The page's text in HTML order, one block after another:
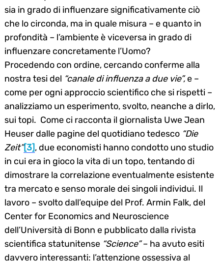
sia in grado di influenzare significativamente ciò
che lo circonda, ma in quale misura – e quanto in
profondità – l’ambiente è viceversa in grado di
influenzare concretamente l’Uomo?
Procedendo con ordine, cercando conferme alla
nostra tesi del “canale di influenza a due vie”,e –
come per ogni approccio scientifico che si rispetti –
analizziamo un esperimento, svolto, neanche a dirlo,
sui topi. Come ci racconta il giornalista Uwe Jean
Heuser dalle pagine del quotidiano tedesco “Die
Zeit”[3], due economisti hanno condotto uno studio
in cui era in gioco la vita di un topo, tentando di
dimostrare la correlazione eventualmente esistente
tra mercato e senso morale dei singoli individui. Il
lavoro – svolto dall’equipe del Prof. Armin Falk, del
Center for Economics and Neuroscience
dell’Università di Bonn e pubblicato dalla rivista
scientifica statunitense “Science”– ha avuto esiti
davvero interessanti: l’attenzione ossessiva al